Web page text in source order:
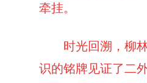
牵挂。
时光回溯，柳
识的铭牌见证了二